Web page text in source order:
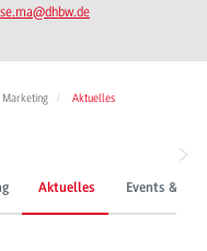
@dhbw.de
Marketing Aktuelles
Aktuelles Events &